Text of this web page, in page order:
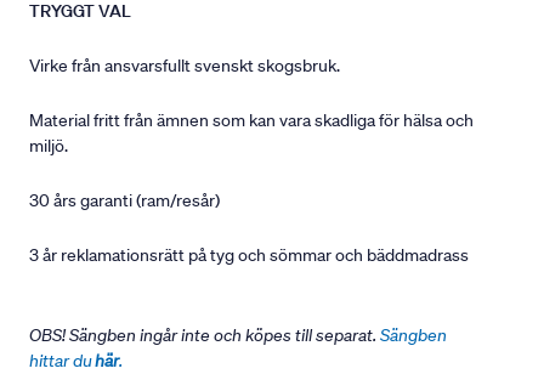
TRYGGT VAL
Virke från ansvarsfullt svenskt skogsbruk.
Material fritt från ämnen som kan vara skadliga för hälsa och
miljö.
30 års garanti (ram/resår)
3 år reklamationsrätt på tyg och sömmar och bäddmadrass
OBS! Sängben ingår inte och köpes till separat. Sängben
hittar duhär.